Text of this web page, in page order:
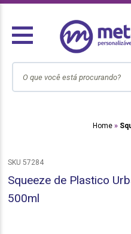
Home
SKU 57284
Squeeze de Plastico
500ml